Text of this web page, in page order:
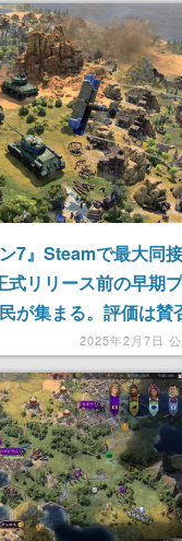
7』Steamで最大同接
式リリース前の早期プ
が集まる。評価は賛
ながらUIや新システ
拡張やアプデでの改
2025年2月7日